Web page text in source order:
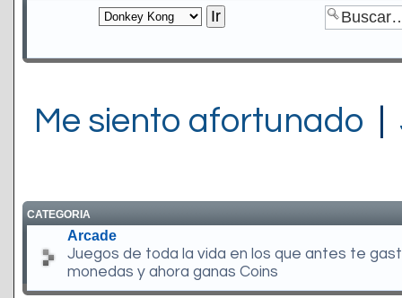
Me siento afortunado
CATEGORIA
Arcade
Juegos de toda la vida en los que antes te
monedas y ahora ganas Coins